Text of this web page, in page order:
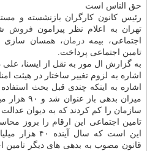
حق الناس است
رئیس كانون كارگران بازنشسته و
تهران به اعلام نظر پیرامون فروش
اجتماعی، بیمهدرمان، همسان سازی
تامین اجتماعی پرداخت.
به گزارش ال مور به نقل از ایسنا،
اشاره به لزوم تغییر ساختار در هیئت
اشاره به اینكه چندی قبل بحث
میزان بدهی
سازمان را كم كردند كه به دیوان
تامین اجتماعی این ارقام را بروز
قانون مصوب به بدهی های دیگر تامین